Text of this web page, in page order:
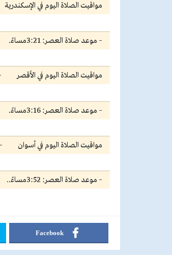
مواقيت الصلاة اليوم في الإسكندرية
– موعد صلاة العصر: 3:21مساءً.
مواقيت الصلاة اليوم في الأقصر
– موعد صلاة العصر: 3:16مساءً.
مواقيت الصلاة اليوم في أسوان
– موعد صلاة العصر: 3:52مساءً..
Facebook